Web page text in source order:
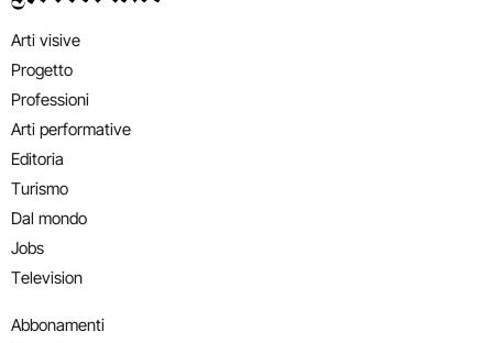
Arti visive
Progetto
Professioni
Arti performative
Editoria
Turismo
Dal mondo
Jobs
Television
Abbonamenti